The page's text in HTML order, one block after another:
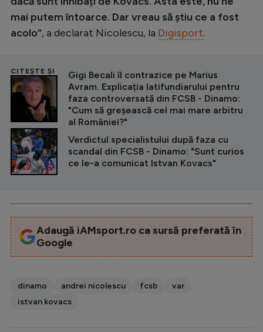
mai putem întoarce. Dar vreau să știu ce a fost
acolo”, a declarat Nicolescu, la Digisport.
CITEȘTE ȘI
Gigi Becali îl contrazice pe Marius
Avram. Explicația latifundiarului pentru
faza controversată din FCSB - Dinamo:
"Cum să greșească cel mai mare arbitru
al României?"
Verdictul specialistului după faza cu
scandal din FCSB - Dinamo: "Sunt curios
ce le-a comunicat Istvan Kovacs"
Adaugă iAMsport.ro ca sursă preferată în
Google
dinamo andrei nicolescu fcsb
var
istvan kovacs